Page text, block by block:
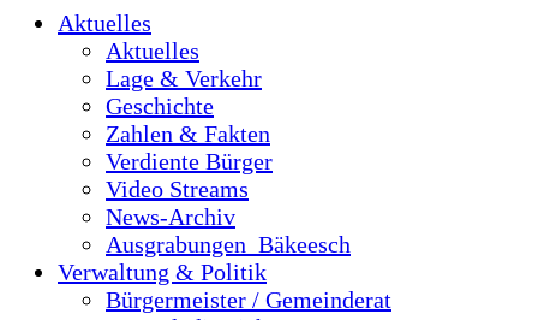
Aktuelles
Aktuelles
Lage & Verkehr
Geschichte
Zahlen & Fakten
Verdiente Bürger
Video Streams
News-Archiv
Ausgrabungen_Bäkeesch
Verwaltung & Politik
Bürgermeister / Gemeinderat